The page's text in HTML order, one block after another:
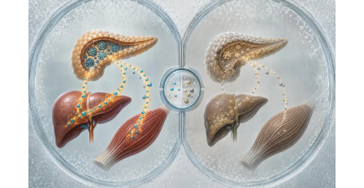
עִבְרִית
Italiano
Español
Português
Ελληνικά
Türkçe
Română